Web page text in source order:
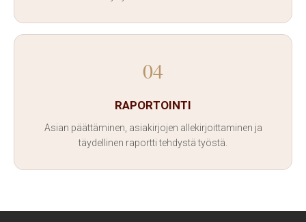
04
RAPORTOINTI
Asian päättäminen, asiakirjojen allekirjoittaminen ja
täydellinen raportti tehdystä työstä.